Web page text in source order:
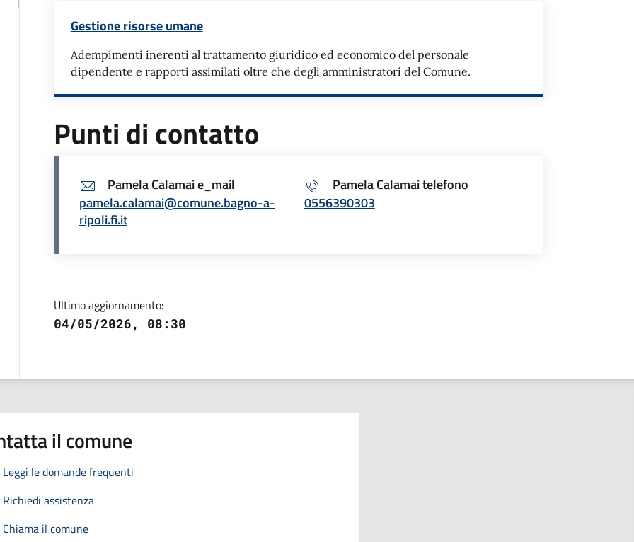
Gestione risorse umane
Adempimenti inerenti al trattamento giuridico ed economico del personale
dipendente e rapporti assimilati oltre che degli amministratori del Comune.
Punti di contatto
Pamela Calamai e_mail
pamela.calamai@comune.bagno-a-
ripoli.fi.it
Pamela Calamai telefono
0556390303
Ultimo aggiornamento:
04/05/2026, 08:30
il comune
Leggi le domande frequenti
Richiedi assistenza
Chiama il comune